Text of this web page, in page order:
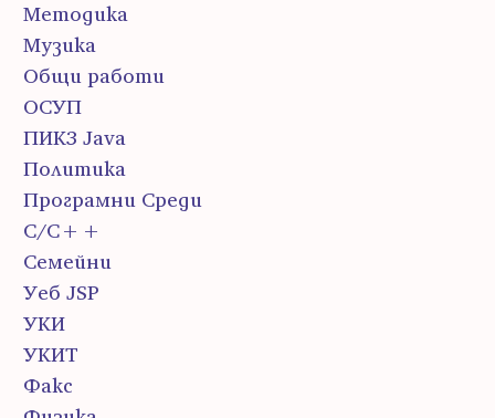
Методика
Музика
Общи работи
ОСУП
ПИК3 Java
Политика
Програмни Среди
С/С++
Семейни
Уеб JSP
УКИ
УКИТ
Факс